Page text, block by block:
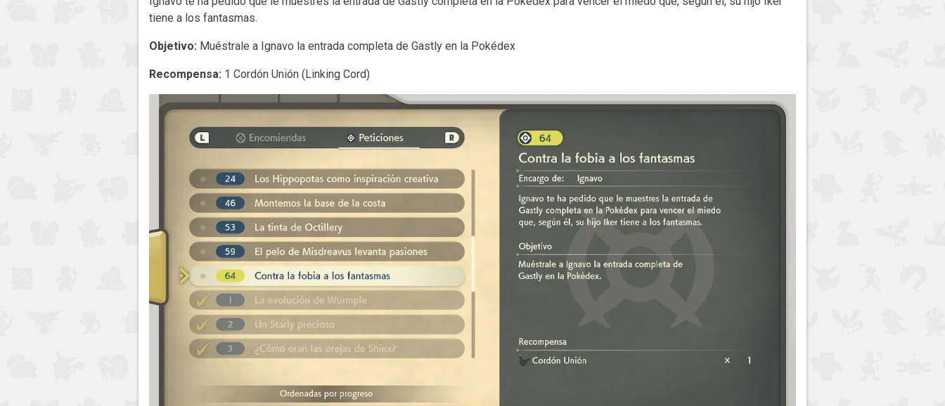
tiene a los fantasmas.
Objetivo: Muéstrale a Ignavo la entrada completa de Gastly en la Pokédex
Recompensa: 1 Cordón Unión (Linking Cord)